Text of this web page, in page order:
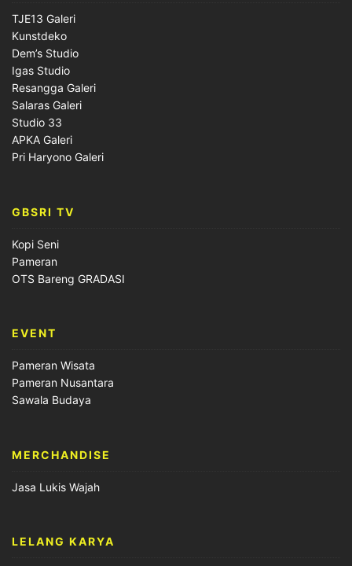
TJE13 Galeri
Kunstdeko
Dem’s Studio
Igas Studio
Resangga Galeri
Salaras Galeri
Studio 33
APKA Galeri
Pri Haryono Galeri
GBSRI TV
Kopi Seni
Pameran
OTS Bareng GRADASI
EVENT
Pameran Wisata
Pameran Nusantara
Sawala Budaya
MERCHANDISE
Jasa Lukis Wajah
LELANG KARYA